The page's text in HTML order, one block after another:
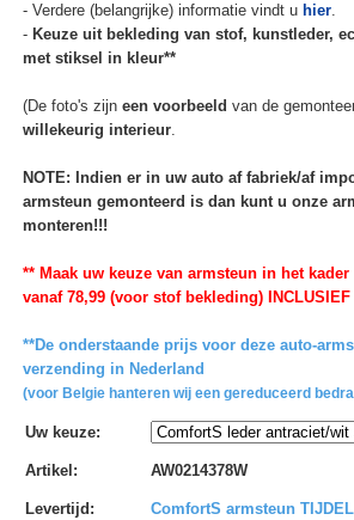
- Verdere (belangrijke) informatie vindt u hier.
- Keuze uit bekleding van stof, kunstleder,
met stiksel in kleur**
(De foto's zijn een voorbeeld van de
willekeurig interieur.
NOTE: Indien er in uw auto af fabriek/af
armsteun gemonteerd is dan kunt u onze
monteren!!!
** Maak uw keuze van armsteun in het
vanaf 78,99 (voor stof bekleding) INCLUSIEF
**De onderstaande prijs voor deze auto-
verzending in Nederland
(voor Belgie hanteren wij een gereduceerd
Uw keuze:
Artikel : AW0214378W
Levertijd : ComfortS armsteun